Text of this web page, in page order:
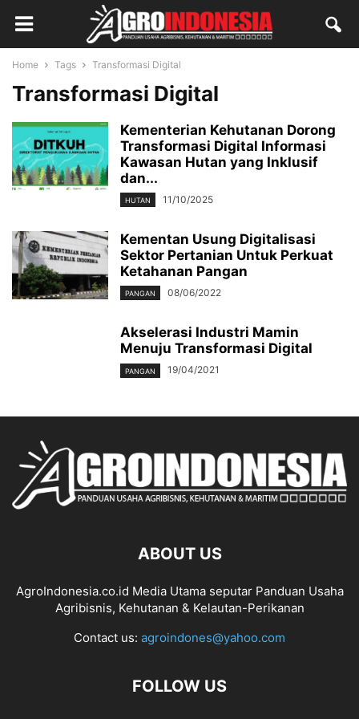
Home Tags Transformasi Digital
Transformasi Digital
Kementerian Kehutanan Dorong
Transformasi Digital Informasi
Kawasan Hutan yang Inklusif
dan...
HUTAN 11/10/2025
Kementan Usung Digitalisasi
Sektor Pertanian Untuk Perkuat
Ketahanan Pangan
PANGAN 08/06/2022
Akselerasi Industri Mamin
Menuju Transformasi Digital
PANGAN 19/04/2021
ABOUT US
AgroIndonesia.co.id Media Utama seputar Panduan Usaha
Agribisnis, Kehutanan & Kelautan-Perikanan
Contact us: agroindones@yahoo.com
FOLLOW US